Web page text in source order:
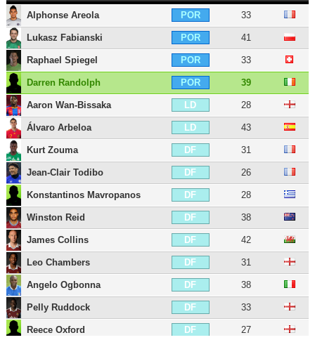
Alphonse Areola
POR 33
Lukasz Fabianski POR 41
Raphael Spiegel POR 33
Darren Randolph POR 39
Aaron Wan-Bissaka LD 28
Álvaro Arbeloa LD 43
Kurt Zouma DF 31
Jean-Clair Todibo DF 26
Konstantinos Mavropanos DF 28
Winston Reid DF 38
James Collins DF 42
Leo Chambers DF 31
Angelo Ogbonna DF 38
Pelly Ruddock DF 33
Reece Oxford DF 27